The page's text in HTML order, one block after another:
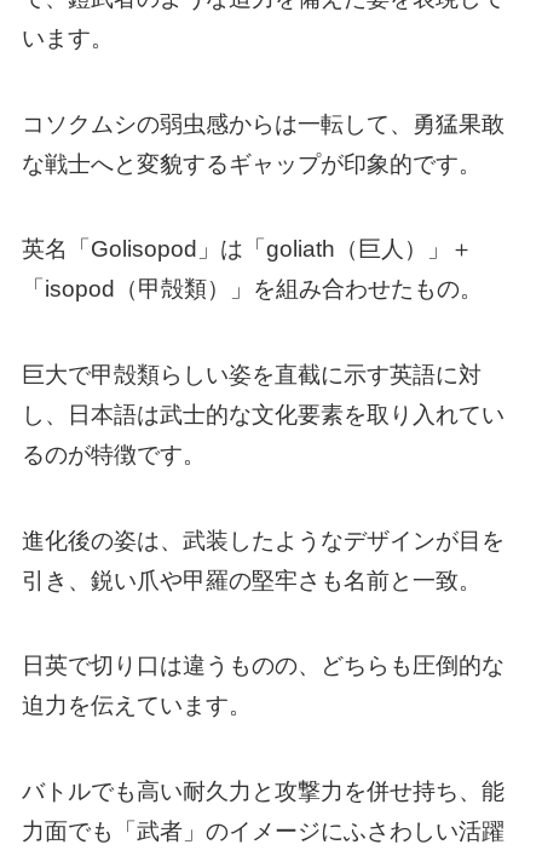
います。
コソクムシの弱虫感からは一転して、勇猛果敢
な戦士へと変貌するギャップが印象的です。
英名「Golisopod」は「goliath（巨人）」＋
「isopod（甲殻類）」を組み合わせたもの。
巨大で甲殻類らしい姿を直截に示す英語に対
し、日本語は武士的な文化要素を取り入れてい
るのが特徴です。
進化後の姿は、武装したようなデザインが目を
引き、鋭い爪や甲羅の堅牢さも名前と一致。
日英で切り口は違うものの、どちらも圧倒的な
迫力を伝えています。
バトルでも高い耐久力と攻撃力を併せ持ち、能
力面でも「武者」のイメージにふさわしい活躍